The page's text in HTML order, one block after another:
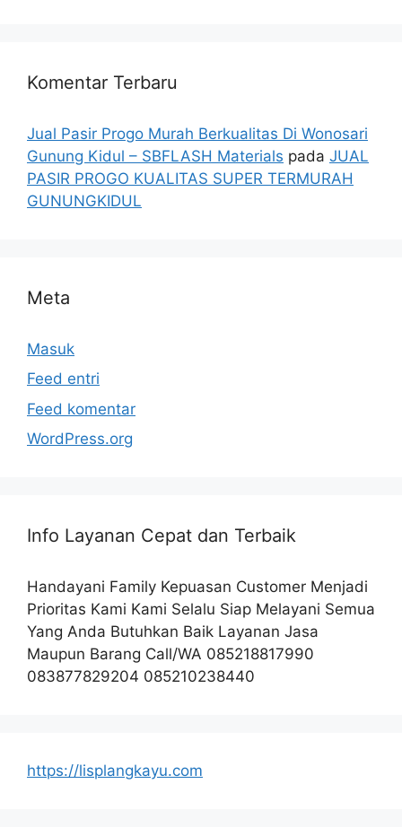
Komentar Terbaru
Jual Pasir Progo Murah Berkualitas Di Wonosari
Gunung Kidul – SBFLASH Materials pada JUAL
PASIR PROGO KUALITAS SUPER TERMURAH
GUNUNGKIDUL
Meta
Masuk
Feed entri
Feed komentar
WordPress.org
Info Layanan Cepat dan Terbaik
Handayani Family Kepuasan Customer Menjadi
Prioritas Kami Kami Selalu Siap Melayani Semua
Yang Anda Butuhkan Baik Layanan Jasa
Maupun Barang Call/WA 085218817990
083877829204 085210238440
https://lisplangkayu.com